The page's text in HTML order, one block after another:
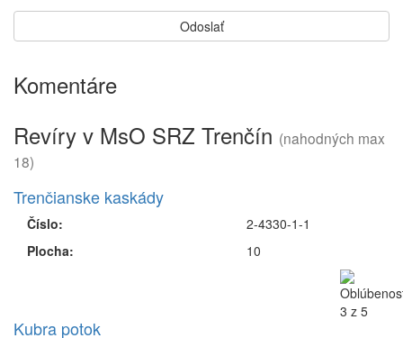
Komentáre
Revíry v MsO SRZ Trenčín (nahodných max
18)
Trenčianske kaskády
Číslo:
Plocha:
2-4330-1-1
10
Kubra potok